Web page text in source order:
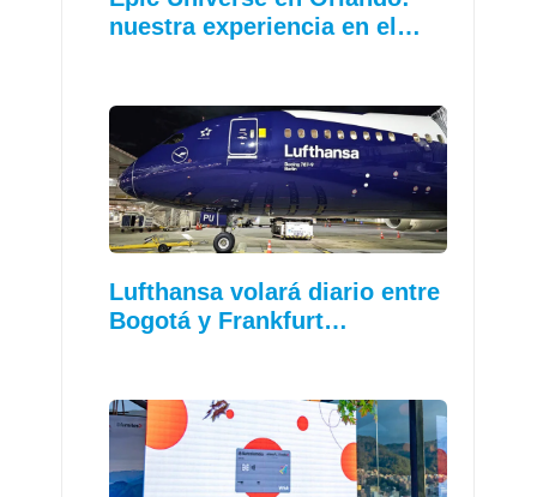
nuestra experiencia en el…
Lufthansa volará diario entre
Bogotá y Frankfurt…